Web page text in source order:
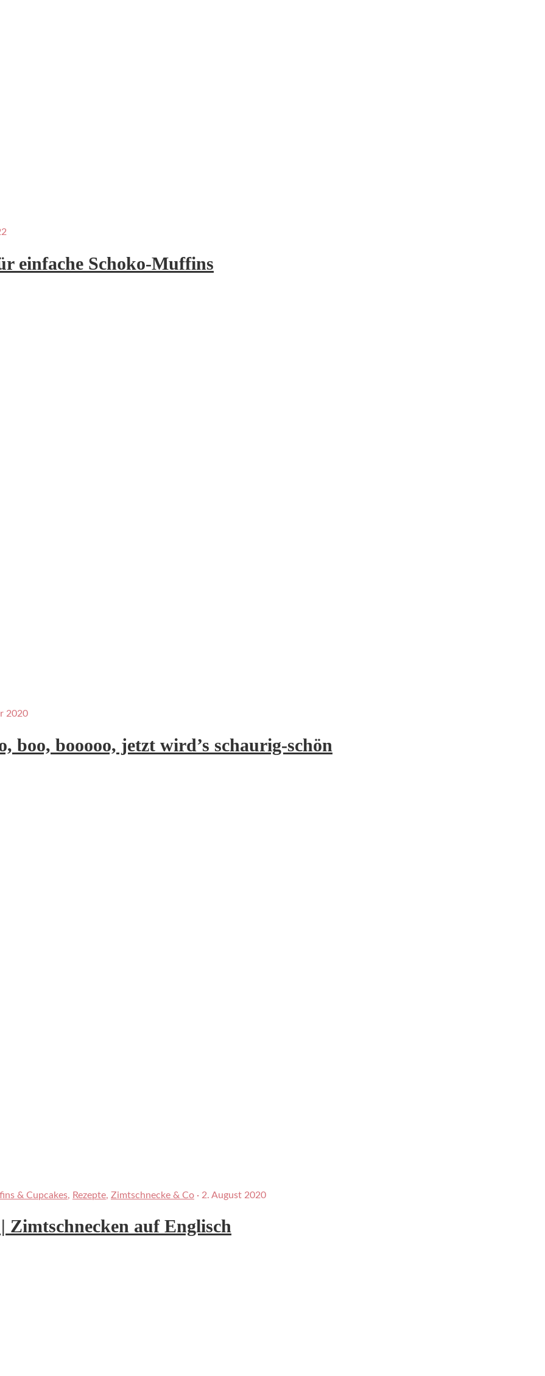
einfache Schoko-Muffins
2020
boo, booooo, jetzt wird’s schaurig-schön
& Cupcakes, Rezepte, Zimtschnecke & Co · 2. August 2020
Zimtschnecken auf Englisch